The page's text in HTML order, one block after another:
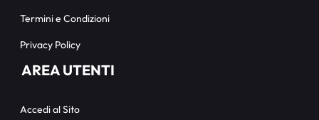
Termini e Condizioni
Privacy Policy
AREA UTENTI
Accedi al Sito